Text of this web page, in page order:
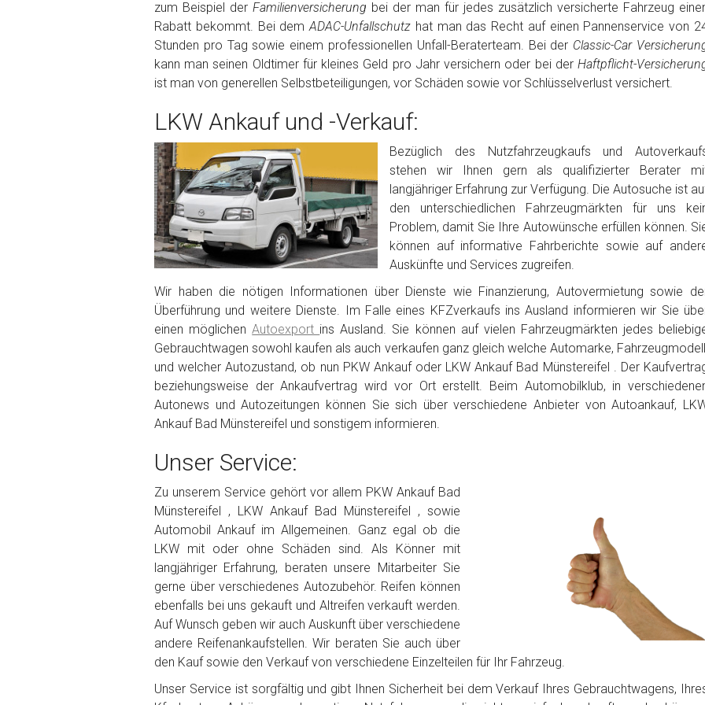
Fertig
Wie viel ist 10+2 ? *
zum Beispiel der Familienversicherung bei der man für jedes zusätzlich versicherte Fahrzeug
Rabatt bekommt. Bei demADAC-Unfallschutz hat man das Recht auf einen Pannenservice von
Stunden pro Tag sowie einem professionellen Unfall-Beraterteam. Bei der Classic-Car
kann man seinen Oldtimer für kleines Geld pro Jahr versichern oder bei der Haftpflicht-
ist man von generellen Selbstbeteiligungen, vor Schäden sowie vor Schlüsselverlust versichert.
LKW Ankauf und -Verkauf:
Bezüglich des Nutzfahrzeugkaufs und
stehen wir Ihnen gern als qualifizierter Berater
langjähriger Erfahrung zur Verfügung. Die Autosuche ist
den unterschiedlichen Fahrzeugmärkten für uns
Problem, damit Sie Ihre Autowünsche erfüllen können.
können auf informative Fahrberichte sowie auf
Auskünfte und Services zugreifen.
Wir haben die nötigen Informationen über Dienste wie Finanzierung, Autovermietung sowie
Überführung und weitere Dienste. Im Falle eines KFZverkaufs ins Ausland informieren wir Sie
einen möglichenAutoexport ins Ausland. Sie können auf vielen Fahrzeugmärkten jedes
Gebrauchtwagen sowohl kaufen als auch verkaufen ganz gleich welche Automarke,
und welcher Autozustand, ob nun PKW Ankauf oder LKW Ankauf Bad Münstereifel . Der
beziehungsweise der Ankaufvertrag wird vor Ort erstellt. Beim Automobilklub, in
Autonews und Autozeitungen können Sie sich über verschiedene Anbieter von Autoankauf,
Ankauf Bad Münstereifel und sonstigem informieren.
Unser Service:
Zu unserem Service gehört vor allem PKW Ankauf Bad
Münstereifel , LKW Ankauf Bad Münstereifel , sowie
Automobil Ankauf im Allgemeinen. Ganz egal ob die
LKW mit oder ohne Schäden sind. Als Könner mit
langjähriger Erfahrung, beraten unsere Mitarbeiter Sie
gerne über verschiedenes Autozubehör. Reifen können
ebenfalls bei uns gekauft und Altreifen verkauft werden.
Auf Wunsch geben wir auch Auskunft über verschiedene
andere Reifenankaufstellen. Wir beraten Sie auch über
den Kauf sowie den Verkauf von verschiedene Einzelteilen für Ihr Fahrzeug.
Unser Service ist sorgfältig und gibt Ihnen Sicherheit bei dem Verkauf Ihres Gebrauchtwagens,